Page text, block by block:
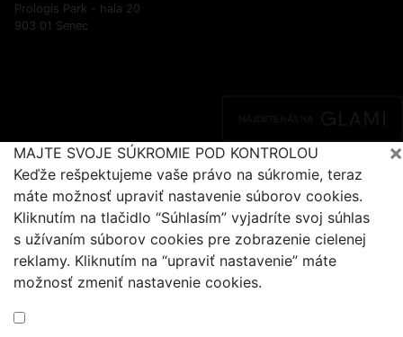
Prologis Park - hala 20
903 01 Senec
×
MAJTE SVOJE SÚKROMIE POD KONTROLOU
Keďže rešpektujeme vaše právo na súkromie, teraz
máte možnosť upraviť nastavenie súborov cookies.
Kliknutím na tlačidlo “Súhlasím” vyjadríte svoj súhlas
s užívaním súborov cookies pre zobrazenie cielenej
reklamy. Kliknutím na “upraviť nastavenie” máte
možnosť zmeniť nastavenie cookies.